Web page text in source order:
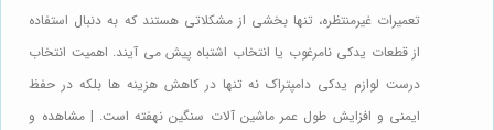
تعمیرات غیرمنتظره، تنها بخشی از مشکلاتی هستند که به دنبال استفاده
از قطعات یدکی نامرغوب یا انتخاب اشتباه پیش می آیند. اهمیت انتخاب
درست لوازم یدکی دامپتراک نه تنها در کاهش هزینه ها بلکه در حفظ
ایمنی و افزایش طول عمر ماشین آلات سنگین نهفته است. | مشاهده و